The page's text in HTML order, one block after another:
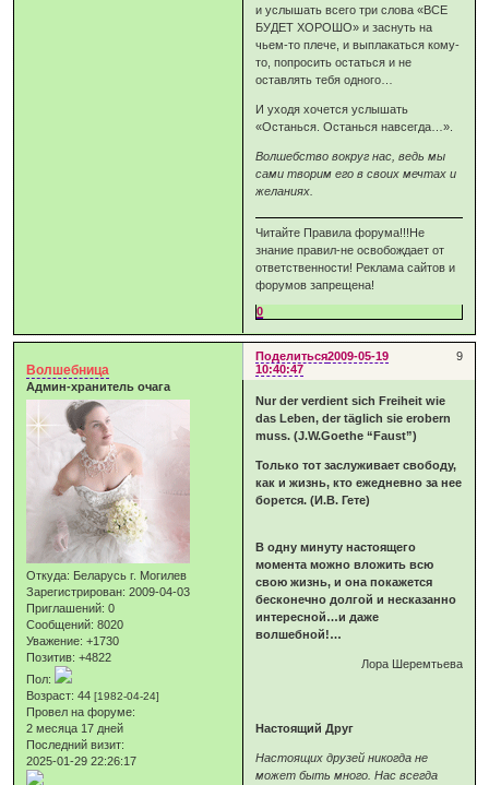
и услышать всего три слова «ВСЕ
БУДЕТ ХОРОШО» и заснуть на
чьем-то плече, и выплакаться кому-
то, попросить остаться и не
оставлять тебя одного…
И уходя хочется услышать
«Останься. Останься навсегда…».
Волшебство вокруг нас, ведь мы
сами творим его в своих мечтах и
желаниях.
Читайте Правила форума!!!Не
знание правил-не освобождает от
ответственности! Реклама сайтов и
форумов запрещена!
0
Поделиться 9
2009-05-19
10:40:47
Волшебница
Админ-хранитель очага
Откуда: Беларусь г. Могилев
Зарегистрирован: 2009-04-03
Приглашений: 0
Сообщений: 8020
Уважение: +1730
Позитив: +4822
Пол:
Возраст: 44[1982-04-24]
Провел на форуме:
2 месяца 17 дней
Последний визит:
2025-01-29 22:26:17
Nur der verdient sich Freiheit wie
das Leben, der täglich sie erobern
muss. (J.W.Goethe “Faust”)
Только тот заслуживает свободу,
как и жизнь, кто ежедневно за нее
борется. (И.В. Гете)
В одну минуту настоящего
момента можно вложить всю
свою жизнь, и она покажется
бесконечно долгой и несказанно
интересной…и даже
волшебной!…
Лора Шеремтьева
Настоящий Друг
Настоящих друзей никогда не
может быть много. Нас всегда